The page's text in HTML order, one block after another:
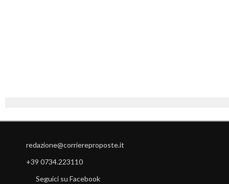
redazione@corriereproposte.it
+39 0734.223110
Seguici su Facebook